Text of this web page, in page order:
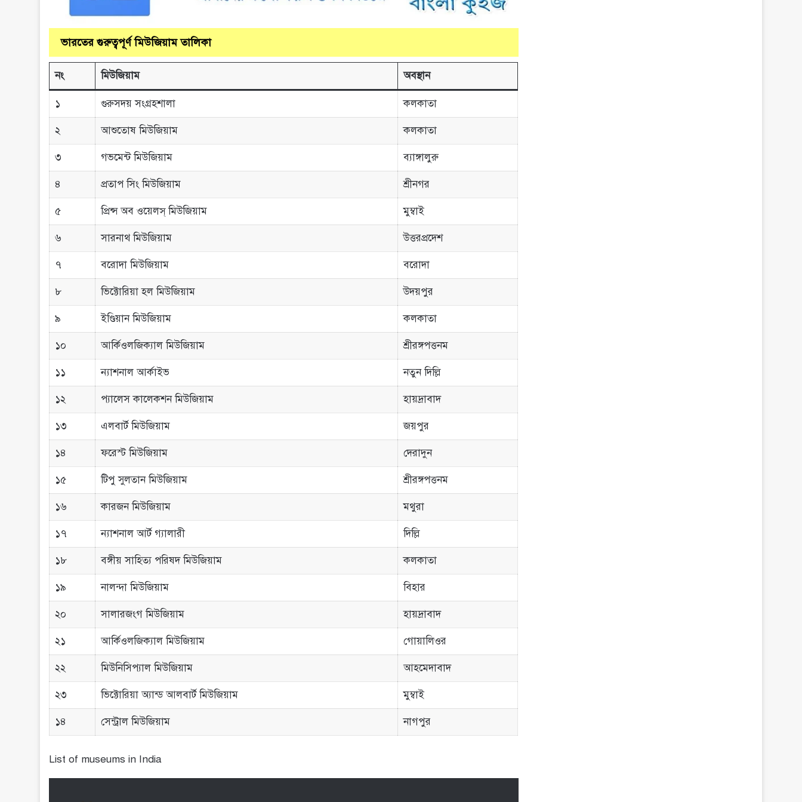
ভারতের গুরুত্বপূর্ণ মিউজিয়াম তালিকা
নং মিউজিয়াম অবস্থান
১ গুরুসদয় সংগ্রহশালা কলকাতা
২ আশুতােষ মিউজিয়াম কলকাতা
৩ গভমেন্ট মিউজিয়াম ব্যাঙ্গালুরু
৪ প্রতাপ সিং মিউজিয়াম শ্রীনগর
৫ প্রিন্স অব ওয়েলস্ মিউজিয়াম মুম্বাই
৬ সারনাথ মিউজিয়াম উত্তরপ্রদেশ
৭ বরােদা মিউজিয়াম বরােদা
৮ ভিক্টোরিয়া হল মিউজিয়াম উদয়পুর
৯ ইণ্ডিয়ান মিউজিয়াম কলকাতা
১০ আর্কিওলজিক্যাল মিউজিয়াম শ্রীরঙ্গপত্তনম
১১ ন্যাশনাল আর্কাইভ নতুন দিল্লি
১২ প্যালেস কালেকশন মিউজিয়াম হায়দ্রাবাদ
১৩ এলবার্ট মিউজিয়াম জয়পুর
১৪ ফরেস্ট মিউজিয়াম দেরাদুন
১৫ টিপু সুলতান মিউজিয়াম শ্রীরঙ্গপত্তনম
১৬ কারজন মিউজিয়াম মথুরা
১৭ ন্যাশনাল আর্ট গ্যালারী দিল্লি
১৮ বঙ্গীয় সাহিত্য পরিষদ মিউজিয়াম কলকাতা
১৯ নালন্দা মিউজিয়াম বিহার
২০ সালারজংগ মিউজিয়াম হায়দ্রাবাদ
২১ আর্কিওলজিক্যাল মিউজিয়াম গােয়ালিওর
২২ মিউনিসিপ্যাল মিউজিয়াম আহমেদাবাদ
২৩ ভিক্টোরিয়া অ্যান্ড আলবার্ট মিউজিয়াম মুম্বাই
১৪ সেন্ট্রাল মিউজিয়াম নাগপুর
List of museums in India